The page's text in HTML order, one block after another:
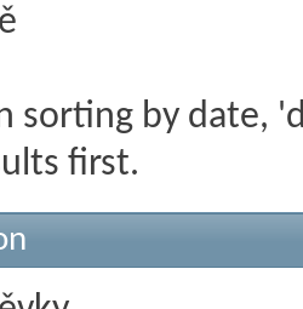
sorting by date,
first.